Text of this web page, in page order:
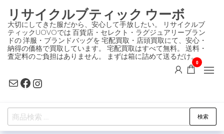
ン
テ
ン
ツ
リサイクルブティック ウーボ
大切にしてきた服だから、安心して手放したい。 リサイクルブ
ティックUOVOでは 百貨店・セレクト・ラグジュアリーブラン
ドの 洋服・ブランドバッグを 宅配買取・店頭買取にて、安心・
納得の価格で買取しています。 宅配買取はすべて無料。 送料・
査定料のご負担はありません。 まずは箱に詰めて送るだけ。
MailFacebook
Instagram
0
検
索
検索